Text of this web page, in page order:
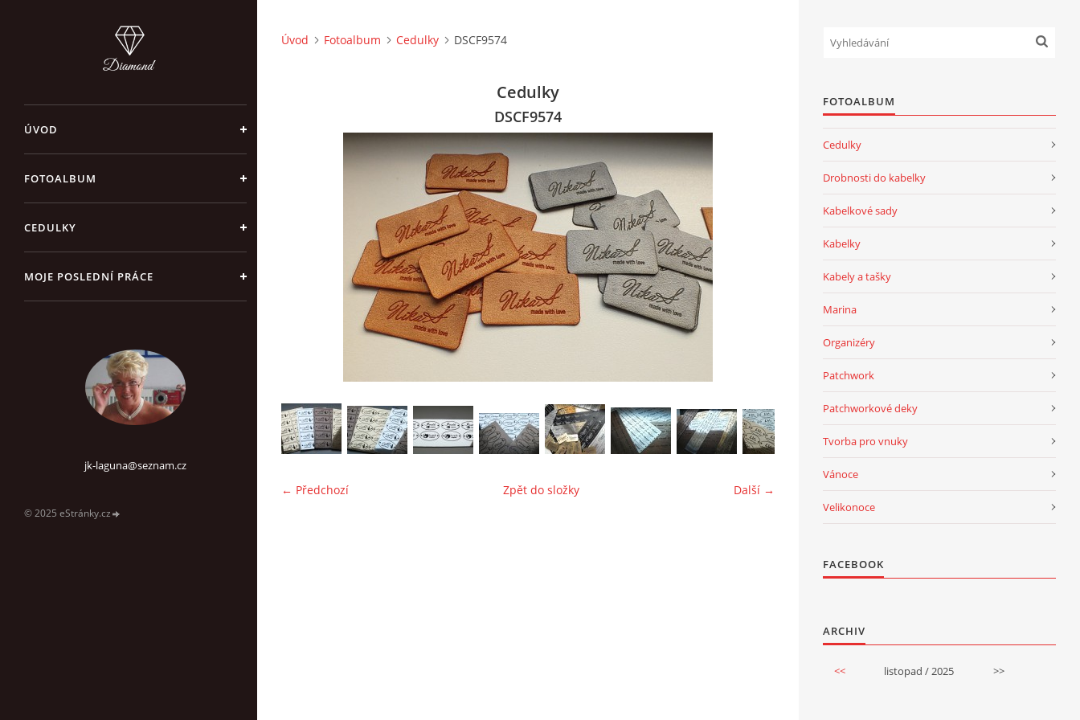
ÚVOD
FOTOALBUM
CEDULKY
MOJE POSLEDNÍ PRÁCE
jk-laguna@seznam.cz
© 2025 eStránky.cz
Úvod Fotoalbum Cedulky DSCF9574
Cedulky
DSCF9574
← Předchozí Další →
Zpět do složky
FOTOALBUM
Cedulky
Drobnosti do kabelky
Kabelkové sady
Kabelky
Kabely a tašky
Marina
Organizéry
Patchwork
Patchworkové deky
Tvorba pro vnuky
Vánoce
Velikonoce
FACEBOOK
ARCHIV
<< listopad / 2025 >>